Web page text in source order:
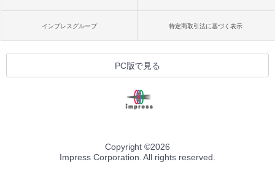
インプレスグループ 特定商取引法に基づく表示
PC版で見る
Copyright ©2026
Impress Corporation. All rights reserved.